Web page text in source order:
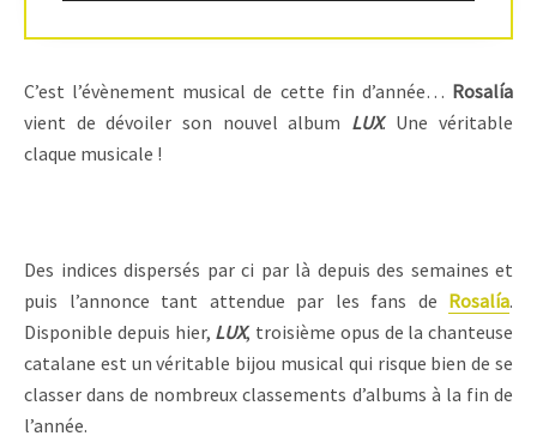
C’est l’évènement musical de cette fin d’année… Rosalía
vient de dévoiler son nouvel album LUX. Une véritable
claque musicale !
Des indices dispersés par ci par là depuis des semaines et
puis l’annonce tant attendue par les fans de Rosalía.
Disponible depuis hier, LUX, troisième opus de la chanteuse
catalane est un véritable bijou musical qui risque bien de se
classer dans de nombreux classements d’albums à la fin de
l’année.